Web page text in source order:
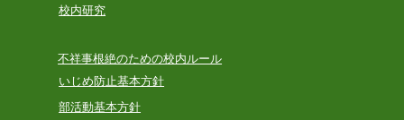
校内研究
不祥事根絶のための校内ルール
いじめ防止基本方針
部活動基本方針